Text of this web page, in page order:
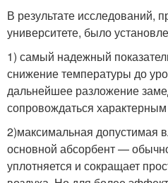
В результате исследований,
университете, было
1) самый надежный
снижение температуры до
дальнейшее разложение
сопровождаться
2)максимальная допустимая
основной абсорбент —
уплотняется и сокращает